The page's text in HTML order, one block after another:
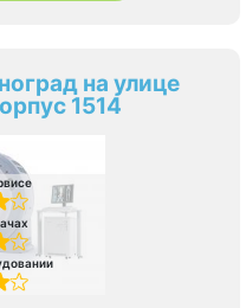
на улице
1514